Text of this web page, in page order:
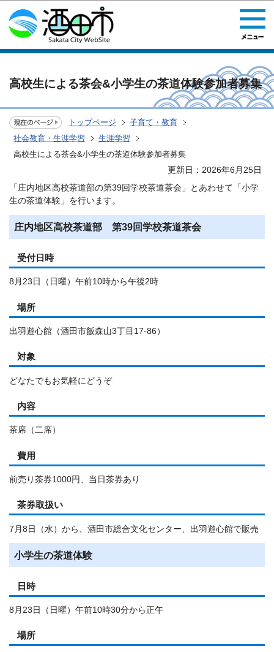
このページの本文へ移動
高校生による茶会&小学生の茶道体験参加者募集
トップページ
子育て・教育
社会教育・生涯学習
生涯学習
高校生による茶会&小学生の茶道体験参加者募集
更新日：2026年6月25日
「庄内地区高校茶道部の第39回学校茶道茶会」とあわせて「小学
生の茶道体験」を行います。
庄内地区高校茶道部 第39回学校茶道茶会
受付日時
8月23日（日曜）午前10時から午後2時
場所
出羽遊心館（酒田市飯森山3丁目17-86）
対象
どなたでもお気軽にどうぞ
内容
茶席（二席）
費用
前売り茶券1000円、当日茶券あり
茶券取扱い
7月8日（水）から、酒田市総合文化センター、出羽遊心館で販売
小学生の茶道体験
日時
8月23日（日曜）午前10時30分から正午
場所